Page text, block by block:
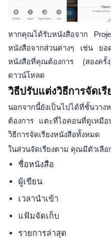
หากคุณได้รับหนังสือจาก
หนังสือจากส่วนต่างๆ เช่น ย
หนังสือที่คุณต้องการ (สองค
ดาวน์โหลด
วิธีปรับแต่งวิธีการจัดเ
นอกจากนี้ยังเป็นไปได้ที่ชั้นวาง
ต้องการ แตะที่ไอคอนที่ดูเหมื
วิธีการจัดเรียงหนังสือทั้งหมด
ในส่วนจัดเรียงตาม คุณมีตัวเลือ
ชื่อหนังสือ
ผู้เขียน
เวลานำเข้า
แฟ้มจัดเก็บ
รายการล่าสุด